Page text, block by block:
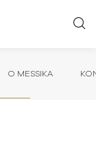
O MESSIKA